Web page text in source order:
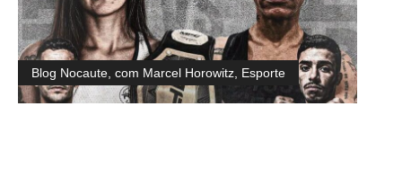
Blog Nocaute, com Marcel Horowitz, Esporte